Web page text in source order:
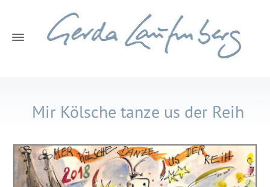
Mir Kölsche tanze us der Reih